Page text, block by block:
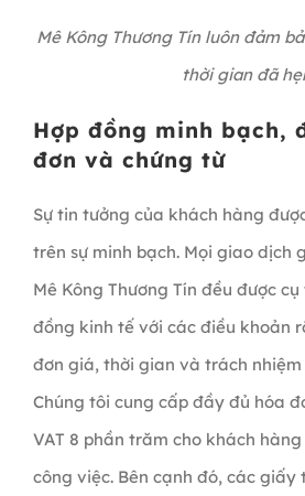
Mê Kông Thương Tín luôn đảm
thời gian đã
Hợp đồng minh bạch,
đơn và chứng từ
Sự tin tưởng của khách hàng
trên sự minh bạch. Mọi giao dịch
Mê Kông Thương Tín đều được
đồng kinh tế với các điều khoản
đơn giá, thời gian và trách nhiệm
Chúng tôi cung cấp đầy đủ hóa
VAT 8 phần trăm cho khách
công việc. Bên cạnh đó, các giấy